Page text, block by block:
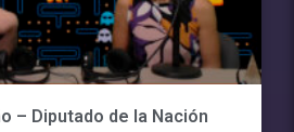
– Diputado de la Nación